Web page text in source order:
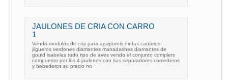
JAULONES DE CRIA CON CARRO
1
Vendo modulos de cria para agapornis ninfas canarios
jilgueros verdones diamantes manadarines diamantes de
gould isabelas todo tipo de aves vendo el conjunto completo
compuesto por los 4 jaulones con sus separadores comederos
y bebederos su precio no